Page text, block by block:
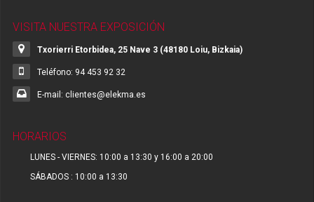
VISITA NUESTRA EXPOSICIÓN
Txorierri Etorbidea, 25 Nave 3 (48180 Loiu, Bizkaia)
Teléfono: 94 453 92 32
E-mail: clientes@elekma.es
HORARIOS
LUNES - VIERNES: 10:00 a 13:30 y 16:00 a 20:00
SÁBADOS : 10:00 a 13:30